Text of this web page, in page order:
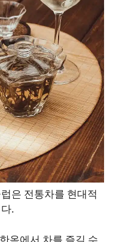
은 전통차를 현대적
.
옥에서 차를 즐길 수